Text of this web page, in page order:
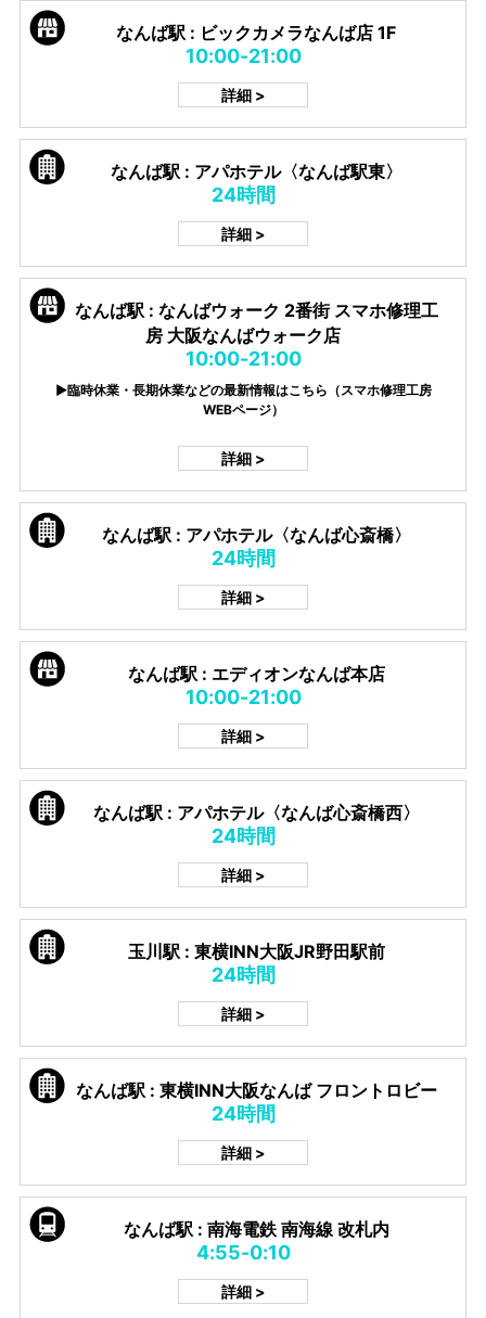
なんば駅 : ビックカメラなんば店 1F
10:00-21:00
詳細 >
なんば駅 : アパホテル〈なんば駅東〉
24時間
詳細 >
なんば駅 : なんばウォーク 2番街 スマホ修理工
房 大阪なんばウォーク店
10:00-21:00
▶臨時休業・長期休業などの最新情報はこちら（スマホ修理工房
WEBページ）
詳細 >
なんば駅 : アパホテル〈なんば心斎橋〉
24時間
詳細 >
なんば駅 : エディオンなんば本店
10:00-21:00
詳細 >
なんば駅 : アパホテル〈なんば心斎橋西〉
24時間
詳細 >
玉川駅 : 東横INN大阪JR野田駅前
24時間
詳細 >
なんば駅 : 東横INN大阪なんば フロントロビー
24時間
詳細 >
なんば駅 : 南海電鉄 南海線 改札内
4:55-0:10
詳細 >